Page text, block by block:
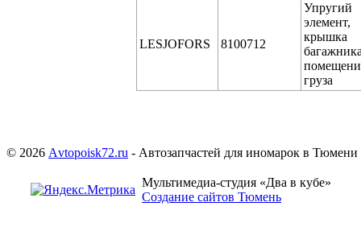
LESJOFORS 8100712
Упругий
элемент,
крышка
груза
© 2026 Аvtopoisk72.ru - Автозапчастей для иномарок в Тюмени
Мультимедиа-студия «Два в кубе»
Создание сайтов Тюмень